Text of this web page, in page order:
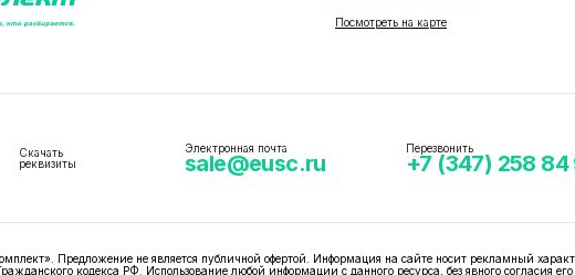
Посмотреть на карте
Скачать
реквизиты
Электронная почта
sale@eusc.ru
Перезвонить
+7 (347) 258 84
Предложение не является публичной офертой. Информация на сайте носит рекламный
кодекса РФ. Использование любой информации с данного ресурса, без явного согласия